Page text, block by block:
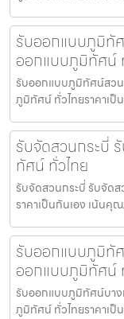
รับออกแบบภูมิทั
ออกแบบภูมิทัศน์
รับออกแบบภูมิทัศน์สว
ภูมิทัศน์ ทั่วไทยราคาเป็
รับจัดสวนกระบี่
ทัศน์ ทั่วไทย
รับจัดสวนกระบี่ รับจัด
ราคาเป็นกันเอง เน้นคุ
รับออกแบบภูมิทั
ออกแบบภูมิทัศน์
รับออกแบบภูมิทัศน์บา
ภูมิทัศน์ ทั่วไทยราคาเป็